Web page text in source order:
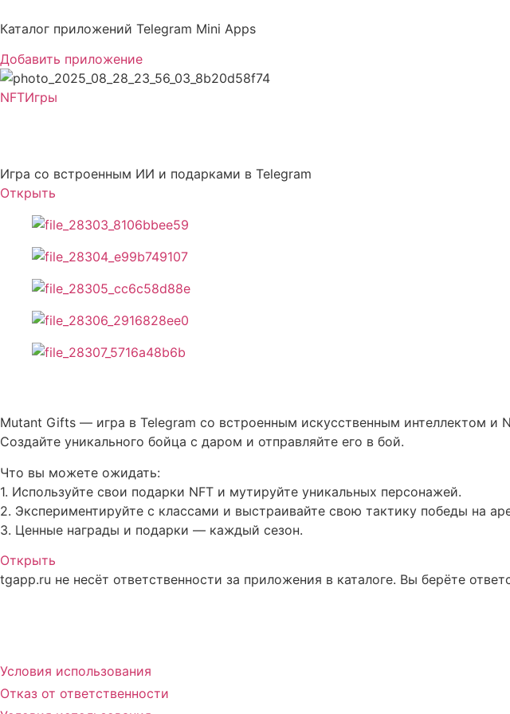
к
Каталог приложений Telegram Mini Apps
Добавить приложение
NFTИгры
Игра со встроенным ИИ и подарками в Telegram
Открыть
Mutant Gifts — игра в Telegram со встроенным искусственным интеллектом и
Создайте уникального бойца с даром и отправляйте его в бой.
Что вы можете ожидать:
1. Используйте свои подарки NFT и мутируйте уникальных персонажей.
2. Экспериментируйте с классами и выстраивайте свою тактику победы на
3. Ценные награды и подарки — каждый сезон.
Открыть
tgapp.ru не несёт ответственности за приложения в каталоге. Вы берёте
Условия использования
Отказ от ответственности